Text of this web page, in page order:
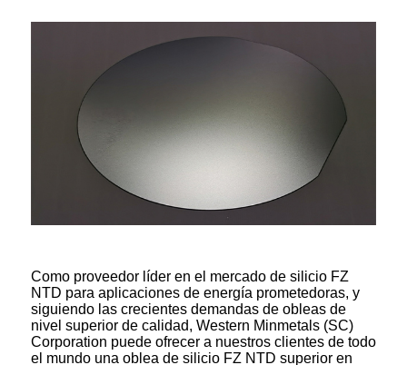
Como proveedor líder en el mercado de silicio FZ
NTD para aplicaciones de energía prometedoras, y
siguiendo las crecientes demandas de obleas de
nivel superior de calidad, Western Minmetals (SC)
Corporation puede ofrecer a nuestros clientes de todo
el mundo una oblea de silicio FZ NTD superior en